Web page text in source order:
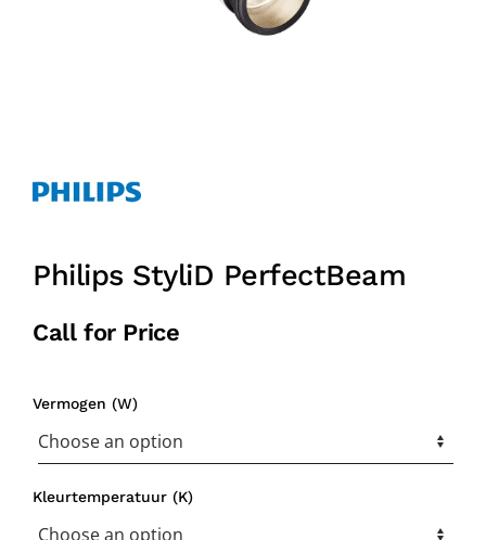
Philips StyliD PerfectBeam
Call for Price
Vermogen (W)
Kleurtemperatuur (K)